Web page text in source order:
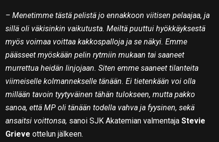
– Menetimme tästä pelistä jo ennakkoon viitisen pelaajaa, ja
sillä oli väkisinkin vaikutusta. Meiltä puuttui hyökkäyksestä
myös voimaa voittaa kakkospalloja ja se näkyi. Emme
päässeet myöskään pelin rytmiin mukaan tai saaneet
murrettua heidän linjojaan. Siten emme saaneet tilanteita
viimeiselle kolmannekselle tänään. Ei tietenkään voi olla
millään tavoin tyytyväinen tähän tulokseen, mutta pakko
sanoa, että MP oli tänään todella vahva ja fyysinen, sekä
ansaitsi voittonsa, sanoi SJK Akatemian valmentajaStevie
Grieve ottelun jälkeen.